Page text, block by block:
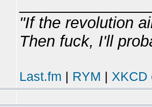
"If the revolution
Then fuck, I'll
Last.fm | RYM | XKCD